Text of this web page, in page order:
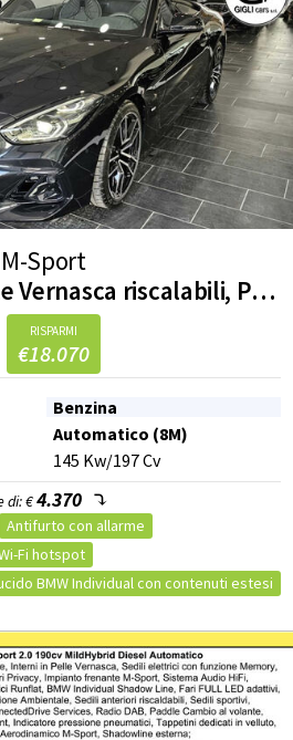
Sport
C19", Sedili in pelle Vernasca riscalabili, Parking Assistant, Impianto HiFi amplificato
RISPARMI
€18.070
Benzina
Automatico (8M)
145 Kw/197Cv
di: €4.370
Antifurto con allarme
Fi hotspot
BMW Individual con contenuti estesi
Cerchi in lega leggera M da 19", styling a doppi raggi n° 799 M bicolore con pneumatici misti
satellitare
Chiusura centralizzata telecomandata